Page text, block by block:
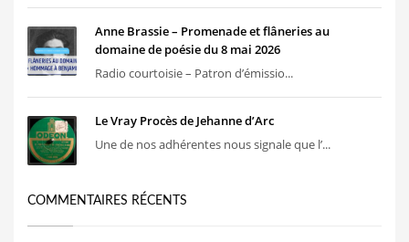
Anne Brassie – Promenade et flâneries au
domaine de poésie du 8 mai 2026
Radio courtoisie – Patron d’émissio...
Le Vray Procès de Jehanne d’Arc
Une de nos adhérentes nous signale que l’...
COMMENTAIRES RÉCENTS